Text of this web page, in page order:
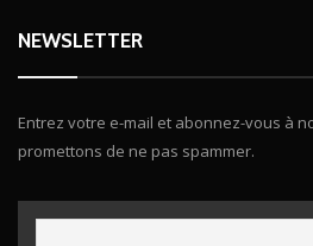
NEWSLETTER
Entrez votre e-mail et abonnez-vous à
promettons de ne pas spammer.